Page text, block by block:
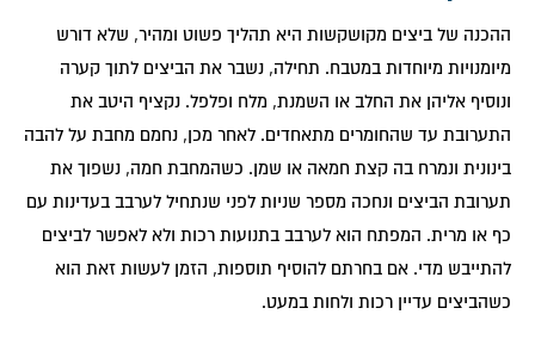
ההכנה של ביצים מקושקשות היא תהליך פשוט ומהיר, שלא דורש
מיומנויות מיוחדות במטבח. תחילה, נשבר את הביצים לתוך קערה
ונוסיף אליהן את החלב או השמנת, מלח ופלפל. נקציף היטב את
התערובת עד שהחומרים מתאחדים. לאחר מכן, נחמם מחבת על להבה
בינונית ונמרח בה קצת חמאה או שמן. כשהמחבת חמה, נשפוך את
תערובת הביצים ונחכה מספר שניות לפני שנתחיל לערבב בעדינות עם
כף או מרית. המפתח הוא לערבב בתנועות רכות ולא לאפשר לביצים
להתייבש מדי. אם בחרתם להוסיף תוספות, הזמן לעשות זאת הוא
כשהביצים עדיין רכות ולחות במעט.